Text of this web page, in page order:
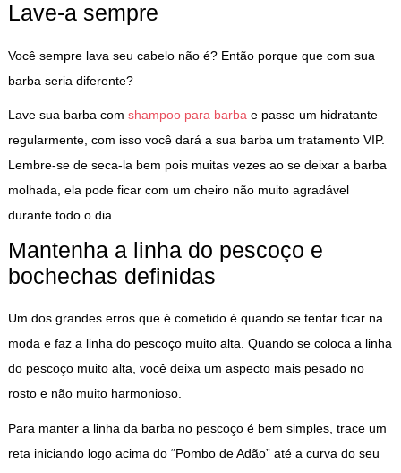
Lave-a sempre
Você sempre lava seu cabelo não é? Então porque que com sua
barba seria diferente?
Lave sua barba com shampoo para barba e passe um hidratante
regularmente, com isso você dará a sua barba um tratamento VIP.
Lembre-se de seca-la bem pois muitas vezes ao se deixar a barba
molhada, ela pode ficar com um cheiro não muito agradável
durante todo o dia.
Mantenha a linha do pescoço e
bochechas definidas
Um dos grandes erros que é cometido é quando se tentar ficar na
moda e faz a linha do pescoço muito alta. Quando se coloca a linha
do pescoço muito alta, você deixa um aspecto mais pesado no
rosto e não muito harmonioso.
Para manter a linha da barba no pescoço é bem simples, trace um
reta iniciando logo acima do “Pombo de Adão” até a curva do seu